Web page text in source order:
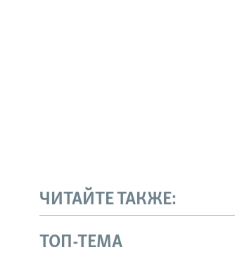
ЧИТАЙТЕ ТАКЖЕ:
ТОП-ТЕМА